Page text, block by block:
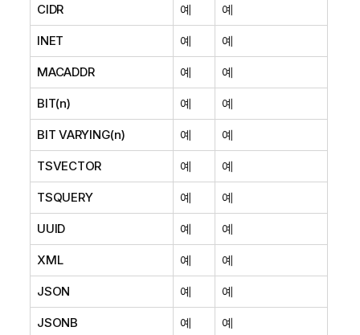
CIDR 예 예
INET 예 예
MACADDR 예 예
BIT(n) 예 예
BIT VARYING(n) 예 예
TSVECTOR 예 예
TSQUERY 예 예
UUID 예 예
XML 예 예
JSON 예 예
JSONB 예 예